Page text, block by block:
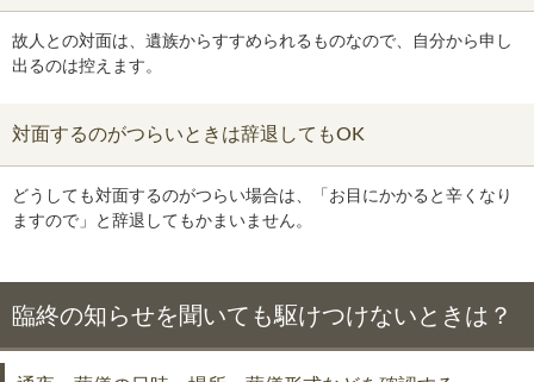
故人との対面は、遺族からすすめられるものなので、自分から申し
出るのは控えます。
対面するのがつらいときは辞退してもOK
どうしても対面するのがつらい場合は、「お目にかかると辛くなり
ますので」と辞退してもかまいません。
臨終の知らせを聞いても駆けつけないときは？